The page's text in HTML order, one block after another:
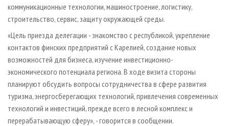
коммуникационные технологии, машиностроение, логистику,
строительство, сервис, защиту окружающей среды.
«Цель приезда делегации - знакомство с республикой, укрепление
контактов финских предприятий с Карелией, создание новых
возможностей для бизнеса, изучение инвестиционно-
экономического потенциала региона. В ходе визита стороны
планируют обсудить вопросы сотрудничества в сфере развития
туризма, энергосберегающих технологий, привлечения современных
технологий и инвестиций, прежде всего в лесной комплекс и
перерабатывающую сферу», - говорится в сообщении.